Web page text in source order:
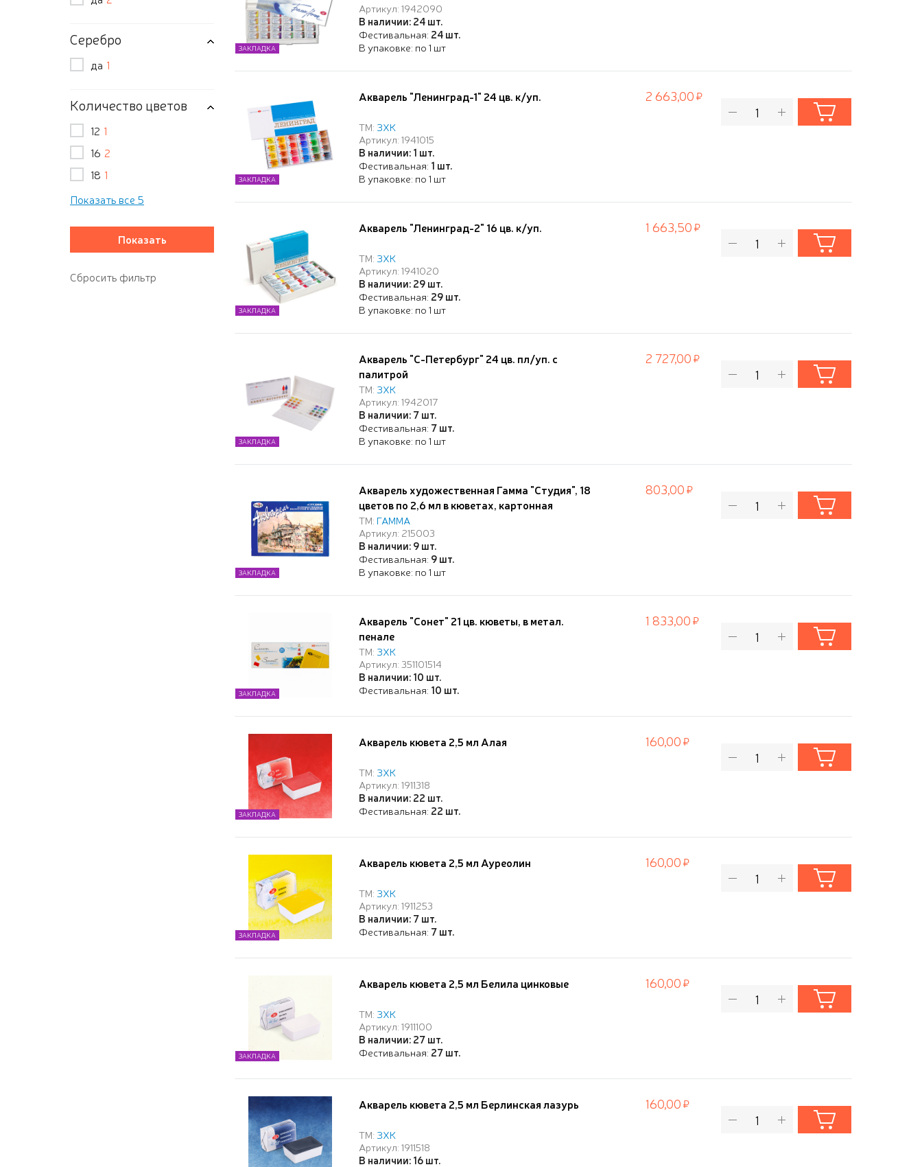
Серебро
да 1
Количество цветов
12 1
16 2
18 1
Показать все 5
Артикул: 1942090
В наличии: 24 шт.
Фестивальная: 24 шт.
В упаковке: по 1 шт
ЗАКЛАДКА
Акварель "Ленинград-1" 24 цв. к/уп.
ТМ: ЗХК
Артикул: 1941015
В наличии: 1 шт.
Фестивальная: 1 шт.
В упаковке: по 1 шт
ЗАКЛАДКА
2 663,00
Акварель "Ленинград-2" 16 цв. к/уп.
ТМ: ЗХК
Артикул: 1941020
В наличии: 29 шт.
Фестивальная: 29 шт.
В упаковке: по 1 шт
ЗАКЛАДКА
1 663,50
Акварель "С-Петербург" 24 цв. пл/уп. с
палитрой
ТМ: ЗХК
Артикул: 1942017
В наличии: 7 шт.
Фестивальная: 7 шт.
В упаковке: по 1 шт
ЗАКЛАДКА
2 727,00
Акварель художественная Гамма "Студия", 18
цветов по 2,6 мл в кюветах, картонная
упаковка
ТМ: ГАММА
Артикул: 215003
В наличии: 9 шт.
Фестивальная: 9 шт.
В упаковке: по 1 шт
ЗАКЛАДКА
803,00
Акварель "Сонет" 21 цв. кюветы, в метал.
пенале
ТМ: ЗХК
Артикул: 351101514
В наличии: 10 шт.
Фестивальная: 10 шт.
ЗАКЛАДКА
1 833,00
Акварель кювета 2,5 мл Алая
ТМ: ЗХК
Артикул: 1911318
В наличии: 22 шт.
Фестивальная: 22 шт.
ЗАКЛАДКА
160,00
Акварель кювета 2,5 мл Ауреолин
ТМ: ЗХК
Артикул: 1911253
В наличии: 7 шт.
Фестивальная: 7 шт.
ЗАКЛАДКА
160,00
Акварель кювета 2,5 мл Белила цинковые
ТМ: ЗХК
Артикул: 1911100
В наличии: 27 шт.
Фестивальная: 27 шт.
ЗАКЛАДКА
160,00
Акварель кювета 2,5 мл Берлинская лазурь
ТМ: ЗХК
Артикул: 1911518
В наличии: 16 шт.
160,00